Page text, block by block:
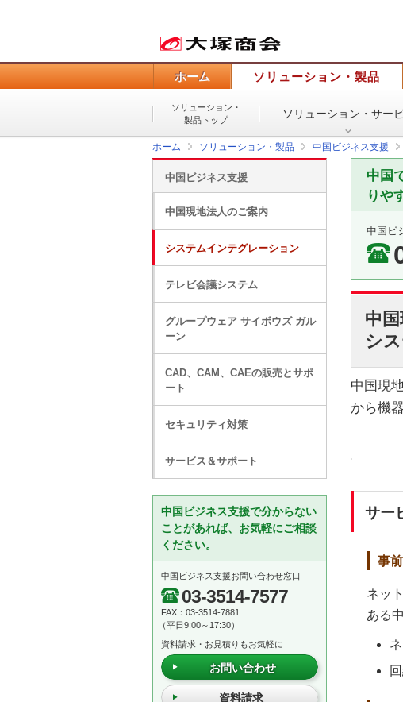
ホーム ソリューション・製品
ソリューション・
製品トップ
ソリューション・ サー
ホーム ソリューション・製品 中国ビジネス支援
中国
りや
中国ビ
中
シ
中国現
から機
サー
事
ネッ
ある
中国ビジネス支援
中国現地法人のご案内
システムインテグレーション
テレビ会議システム
グループウェア サイボウズ ガル
ーン
CAD、CAM、CAEの販売とサポ
ート
セキュリティ対策
サービス＆サポート
中国ビジネス支援で分からない
ことがあれば、お気軽にご相談
ください。
中国ビジネス支援お問い合わせ窓口
03-3514-7577
FAX：03-3514-7881
（平日9:00～17:30）
資料請求・お見積りもお気軽に
お問い合わせ
資料請求